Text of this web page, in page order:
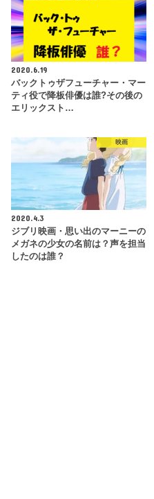
2020.6.19
バックトゥザフューチャー・マー
ティ役で降板俳優は誰?その後の
エリックスト…
映画
2020.4.3
ジブリ映画・思い出のマーニーの
メガネの少女の名前は？声を担当
したのは誰？